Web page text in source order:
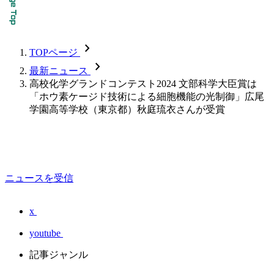
TOPページ chevron_forward
最新ニュース chevron_forward
高校化学グランドコンテスト2024 文部科学大臣賞は
「ホウ素ケージド技術による細胞機能の光制御」広尾
学園高等学校（東京都）秋庭琉衣さんが受賞
ニュースを受信
x
youtube
記事ジャンル